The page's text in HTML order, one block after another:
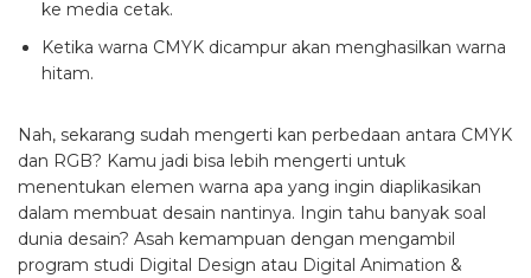
ke media cetak.
Ketika warna CMYK dicampur akan menghasilkan warna
hitam.
Nah, sekarang sudah mengerti kan perbedaan antara CMYK
dan RGB? Kamu jadi bisa lebih mengerti untuk
menentukan elemen warna apa yang ingin diaplikasikan
dalam membuat desain nantinya. Ingin tahu banyak soal
dunia desain? Asah kemampuan dengan mengambil
program studi Digital Design atau Digital Animation &